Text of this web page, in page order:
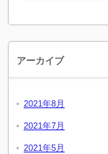
アーカイブ
2021年8月
2021年7月
2021年5月